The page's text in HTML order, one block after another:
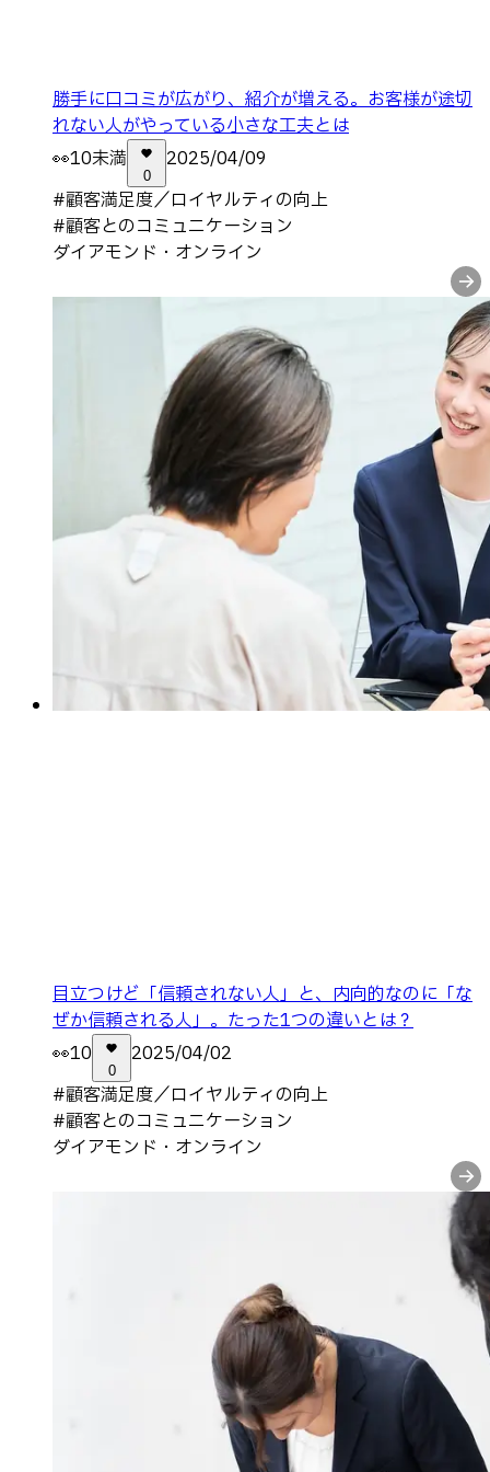
勝手に口コミが広がり、紹介が増える。お客様が途切
れない人がやっている小さな工夫とは
👀10未満
0
2025/04/09
#顧客満足度／ロイヤルティの向上
#顧客とのコミュニケーション
ダイアモンド・オンライン
目立つけど「信頼されない人」と、内向的なのに「な
ぜか信頼される人」。たった1つの違いとは？
👀10
0
2025/04/02
#顧客満足度／ロイヤルティの向上
#顧客とのコミュニケーション
ダイアモンド・オンライン